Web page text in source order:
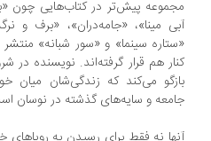
پیش‌تر در کتاب‌هایی چون «بانو
مینا»، «جامه‌دران»، «برف و نرگس»،
سینما» و «سور شبانه» منتشر شده
هم قرار گرفته‌اند. نویسنده در شروع
می‌کند که زندگی‌شان میان
و سایه‌های گذشته در نوسان است.